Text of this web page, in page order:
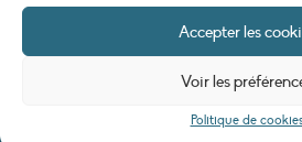
Accepter les
Voir les
Politique de